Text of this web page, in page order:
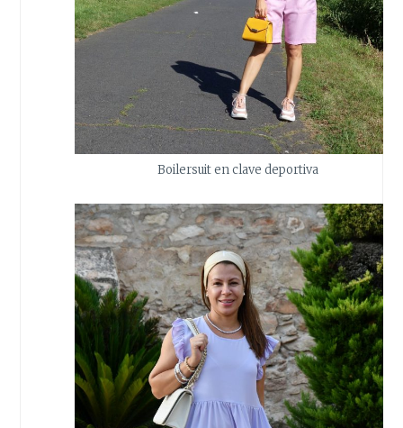
Boilersuit en clave deportiva